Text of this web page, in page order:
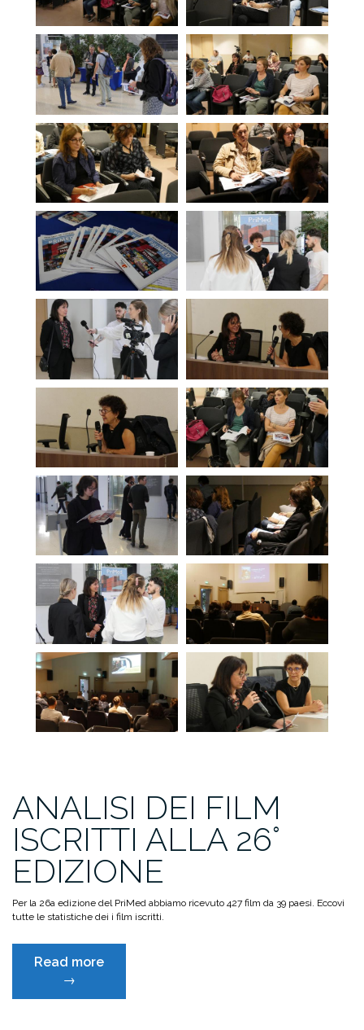
ANALISI DEI FILM
ISCRITTI ALLA 26°
EDIZIONE
Per la 26a edizione del PriMed abbiamo ricevuto 427 film da 39 paesi. Eccovi
tutte le statistiche dei i film iscritti.
Read more“ANALISI
FILM
→